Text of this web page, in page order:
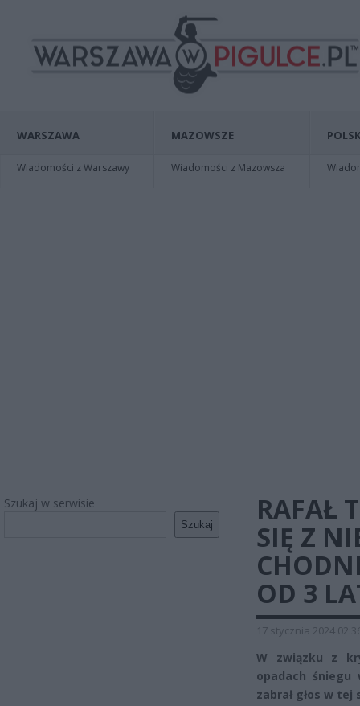
WARSZAWA
Wiadomości z Warszawy
MAZOWSZE
Wiadomości z Mazowsza
Szukaj w serwisie
Szukaj
RAFAŁ
SIĘ Z
OD 3
17 stycznia 2024
W związku z
opadach śniegu
zabrał głos w tej